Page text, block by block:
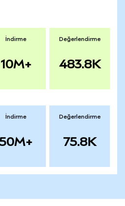
İndirme
10M+
Değerlendirme
483.8K
İndirme Değerlendirme
75.8K